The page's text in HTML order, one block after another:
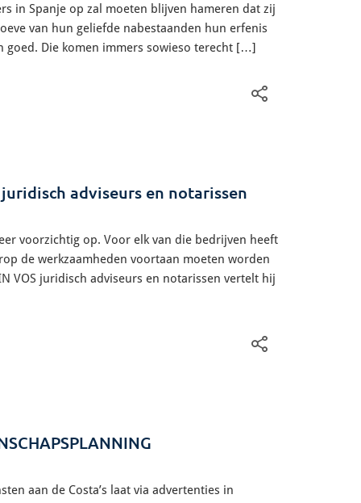
in Spanje op zal moeten blijven hameren dat zij
van hun geliefde nabestaanden hun erfenis
goed. Die komen immers sowieso terecht […]
adviseurs en notarissen
voorzichtig op. Voor elk van die bedrijven heeft
de werkzaamheden voortaan moeten worden
VOS juridisch adviseurs en notarissen vertelt hij
aan de Costa’s laat via advertenties in